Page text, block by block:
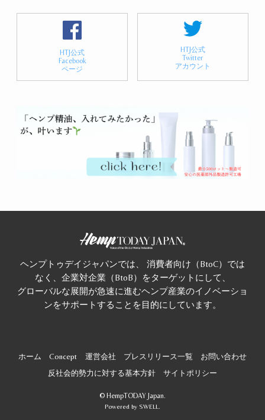
HTJ公式
Facebook
ページ
HTJ公式
Twitter
アカウント
ヘンプトゥデイジャパンでは、 消費者向け（BtoC）では
なく、企業対企業（BtoB）をターゲットにして、
グローバルな展開が急速に進むヘンプ産業のイノベーショ
ンをサポートすることを目的にしています。
ホーム Concept 運営会社 プレスリリース一覧
お問い合わせ
反社会的勢力に対する基本方針
サイトポリシー
© HempTODAY Japan.
Powered by SWELL.